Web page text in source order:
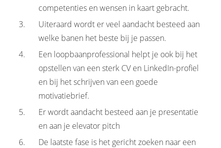
competenties en wensen in kaart gebracht.
Uiteraard wordt er veel aandacht besteed aan
welke banen het beste bij je passen.
Een loopbaanprofessional helpt je ook bij het
opstellen van een sterk CV en LinkedIn-profiel
en bij het schrijven van een goede
motivatiebrief.
Er wordt aandacht besteed aan je presentatie
en aan je elevator pitch
De laatste fase is het gericht zoeken naar een